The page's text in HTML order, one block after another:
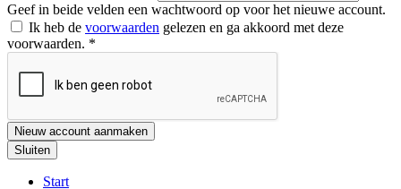
Geef in beide velden een wachtwoord op voor het nieuwe account.
Ik heb de voorwaarden gelezen en ga akkoord met deze
voorwaarden. *
Nieuw account aanmaken
Sluiten
Start